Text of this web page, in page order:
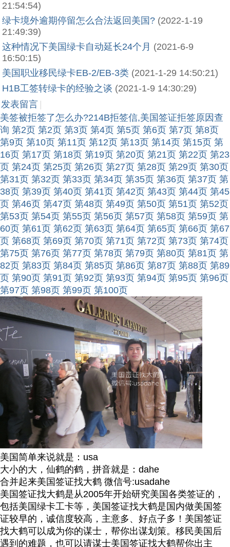
21:54:54)
绿卡境外逾期停留怎么合法返回美国? (2022-1-19
21:49:39)
这种情况下美国绿卡自动延长24个月 (2021-6-9
16:50:15)
美国职业移民绿卡EB-2/EB-3类 (2021-1-29 14:50:21)
H1B工签转绿卡的经验之谈 (2021-1-9 14:30:29)
发表留言
美签被拒签了怎么办?214B拒签信,美国签证拒签原因查
询 第2页 第2页 第3页 第4页 第5页 第6页 第7页 第8页
第9页 第10页 第11页 第12页 第13页 第14页 第15页 第
16页 第17页 第18页 第19页 第20页 第21页 第22页 第23
页 第24页 第25页 第26页 第27页 第28页 第29页 第30页
第31页 第32页 第33页 第34页 第35页 第36页 第37页 第
38页 第39页 第40页 第41页 第42页 第43页 第44页 第45
页 第46页 第47页 第48页 第49页 第50页 第51页 第52页
第53页 第54页 第55页 第56页 第57页 第58页 第59页 第
60页 第61页 第62页 第63页 第64页 第65页 第66页 第67
页 第68页 第69页 第70页 第71页 第72页 第73页 第74页
第75页 第76页 第77页 第78页 第79页 第80页 第81页 第
82页 第83页 第84页 第85页 第86页 第87页 第88页 第89
页 第90页 第91页 第92页 第93页 第94页 第95页 第96页
第97页 第98页 第99页 第100页
美国简单来说就是：usa
大小的大，仙鹤的鹤，拼音就是：dahe
合并起来美国签证找大鹤 微信号:usadahe
美国签证找大鹤是从2005年开始研究美国各类签证的，
包括美国绿卡工卡等，美国签证找大鹤是国内做美国签
证较早的，诚信度较高，主意多、好点子多！美国签证
找大鹤可以成为你的谋士，帮你出谋划策。移民美国后
遇到的难题，也可以请谋士美国签证找大鹤帮你出主